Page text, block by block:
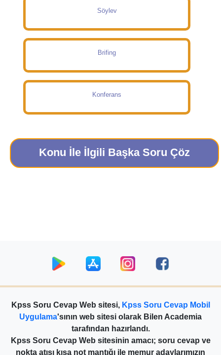
Söylev
Brifing
Konferans
Konu İle İlgili Başka Soru Çöz
Kpss Soru Cevap Web sitesi, Kpss Soru Cevap Mobil
Uygulama'sının web sitesi olarak Bilen Academia
tarafından hazırlandı.
Kpss Soru Cevap Web sitesinin amacı; soru cevap ve
nokta atışı kısa not mantığı ile memur adaylarımızın